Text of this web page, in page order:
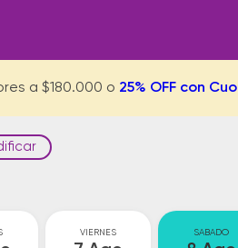
a $180.000 o 25% OFF con
VIERNES SABADO